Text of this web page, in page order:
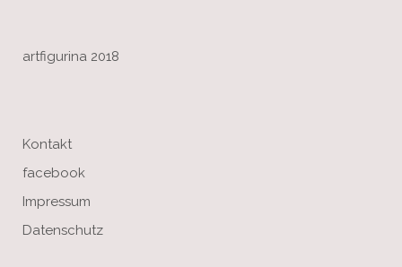
artfigurina 2018
Kontakt
facebook
Impressum
Datenschutz